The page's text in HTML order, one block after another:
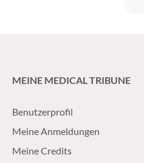
MEINE MEDICAL TRIBUNE
Benutzerprofil
Meine Anmeldungen
Meine Credits